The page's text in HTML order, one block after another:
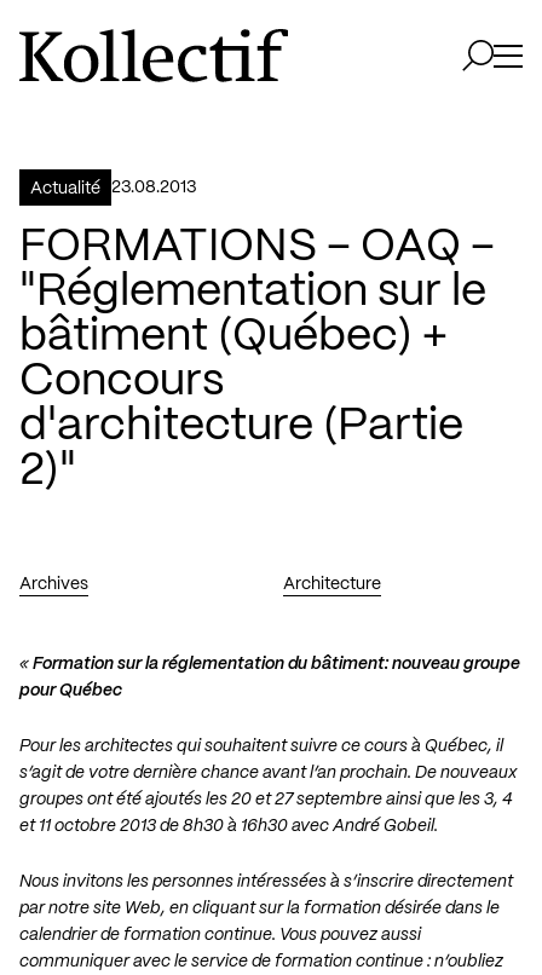
Aller à la page d'accueil
Logo Kollectif
Actualité 23.08.2013
FORMATIONS – OAQ –
"Réglementation sur le
bâtiment (Québec) +
Concours
d'architecture (Partie
2)"
Archives Architecture
« Formation sur la réglementation du bâtiment: nouveau groupe
pour Québec
Pour les architectes qui souhaitent suivre ce cours à Québec, il
s’agit de votre dernière chance avant l’an prochain. De nouveaux
groupes ont été ajoutés les 20 et 27 septembre ainsi que les 3, 4
et 11 octobre 2013 de 8h30 à 16h30 avec André Gobeil.
Nous invitons les personnes intéressées à s’inscrire directement
par notre site Web, en cliquant sur la formation désirée dans le
calendrierde formation continue. Vous pouvez aussi
communiquer avec le service de formation continue : n’oubliez